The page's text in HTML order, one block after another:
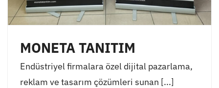
MONETA TANITIM
Endüstriyel firmalara özel dijital pazarlama,
reklam ve tasarım çözümleri sunan [...]